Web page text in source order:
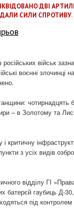
ДВІ
СИЛИ СПРОТИВУ.
військ
воєнні злочинці
чотирнадцять
– в Золотому та
критичну
з усіх видів
відділу ГІ
батерєй гаубиць Д-
під